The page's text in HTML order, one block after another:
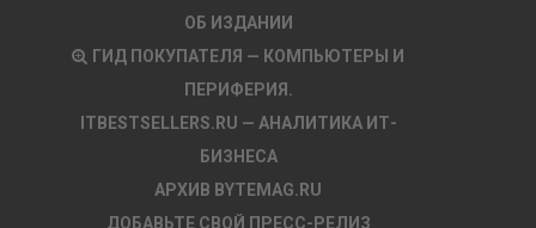
ОБ ИЗДАНИИ
ГИД ПОКУПАТЕЛЯ — КОМПЬЮТЕРЫ И
ПЕРИФЕРИЯ.
ITBESTSELLERS.RU — АНАЛИТИКА ИТ-
БИЗНЕСА
АРХИВ BYTEMAG.RU
ДОБАВЬТЕ СВОЙ ПРЕСС-РЕЛИЗ